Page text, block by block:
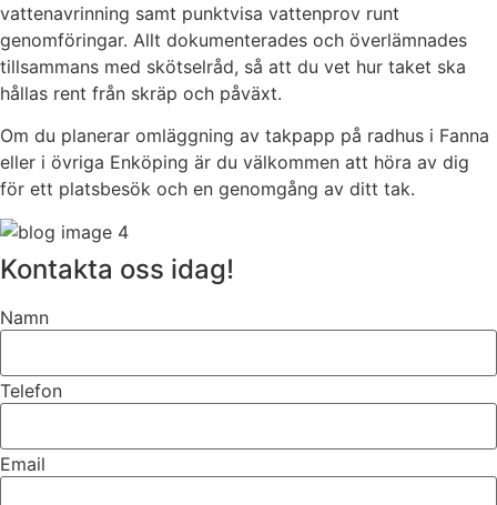
vattenavrinning samt punktvisa vattenprov runt
genomföringar. Allt dokumenterades och överlämnades
tillsammans med skötselråd, så att du vet hur taket ska
hållas rent från skräp och påväxt.
Om du planerar omläggning av takpapp på radhus i Fanna
eller i övriga Enköping är du välkommen att höra av dig
för ett platsbesök och en genomgång av ditt tak.
Kontakta oss idag!
Namn
Telefon
Email